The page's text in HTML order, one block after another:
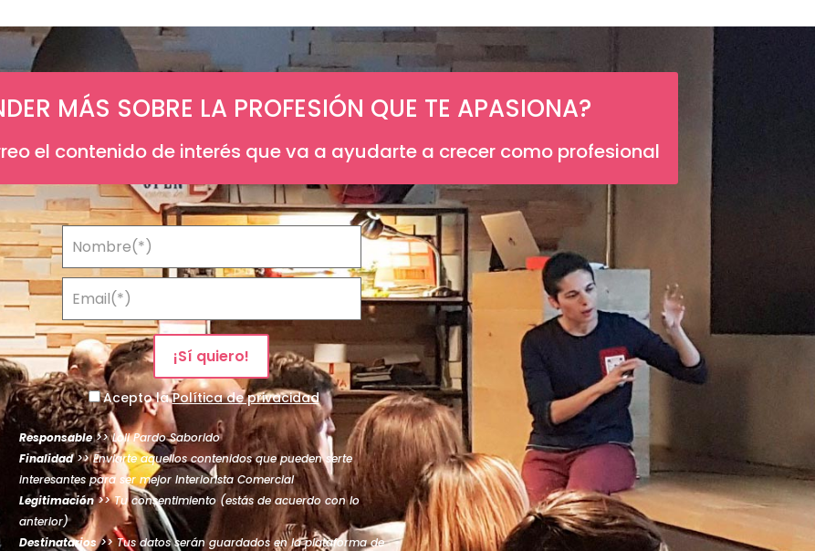
MÁS SOBRE LA PROFESIÓN QUE TE APASIONA?
el contenido de interés que va a ayudarte a crecer como profesional
Acepto laPolítica de privacidad
Responsable>> Loli Pardo Saborido
Finalidad>> Enviarte aquellos contenidos que pueden serte
interesantes para ser mejor Interiorista Comercial
Legitimación>> Tu consentimiento (estás de acuerdo con lo
anterior)
Destinatarios>> Tus datos serán guardados en la plataforma de